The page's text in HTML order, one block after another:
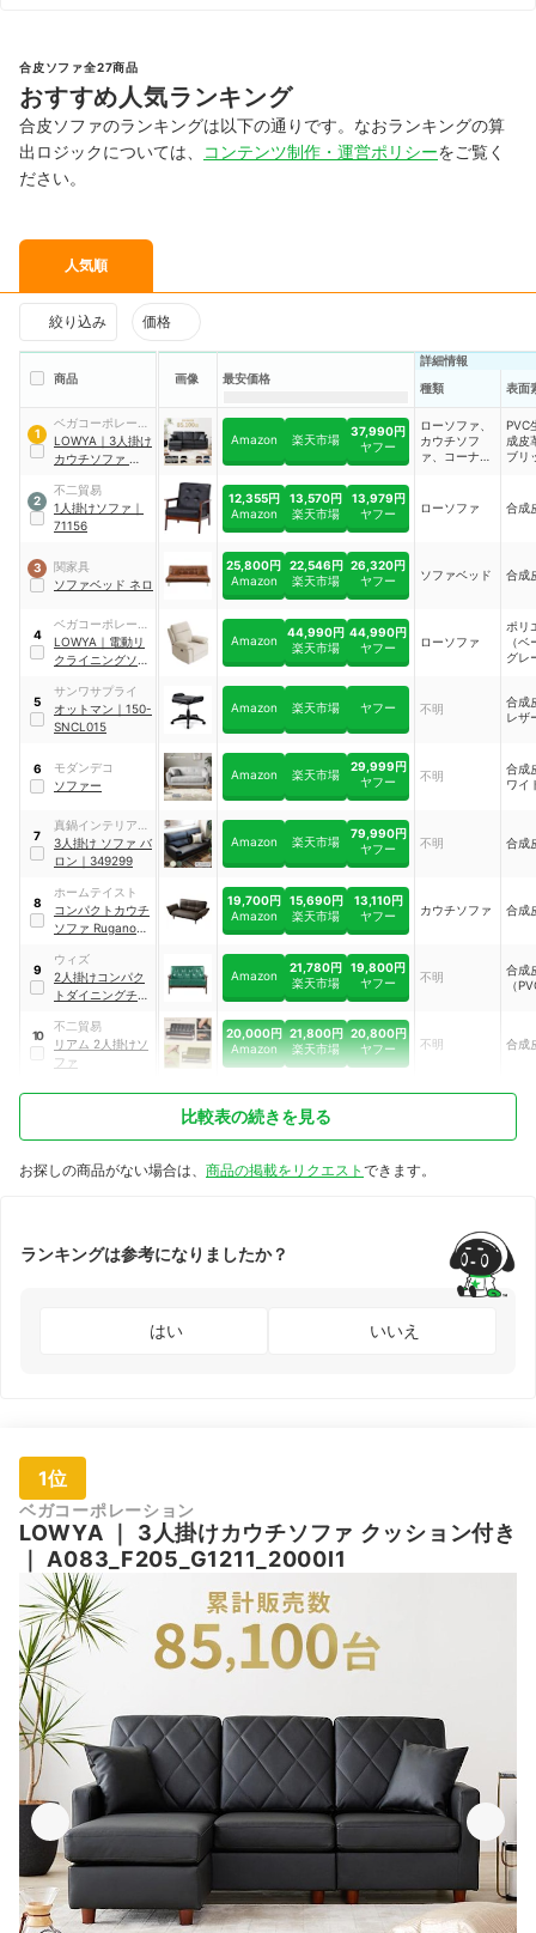
合皮ソファ全27商品
おすすめ人気ランキング
合皮ソファのランキングは以下の通りです。なおランキングの算
出ロジックについては、
コンテンツ制作・運営ポリシーをご覧く
ださい。
人気順
絞り込み 価格
商品 画像 最安価格
詳細情報
種類
表面
1
ベガコーポレーシ
ョン
LOWYA ｜ 3人掛け
カウチソファ クッ
A083_F205_G121
1_2000I1
Amazon 楽天市場
37,990円
ヤフー
ローソファ、
カウチソフ
ァ、コーナー
PVC
成皮
ブリ
2
不二貿易
1人掛けソファ ｜
71156
12,355円
Amazon
13,570円
楽天市場
13,979円
ヤフー
ローソファ 合成
3
関家具
ソファベッド ネロ
25,800円
Amazon
22,546円
楽天市場
26,320円
ヤフー
ソファベッド 合成
4
ベガコーポレーシ
ョン
LOWYA ｜ 電動リ
クライニングソフ
100
Amazon
44,990円
楽天市場
44,990円
ヤフー
ローソファ
ポリ
（
グレ
5
サンワサプライ
オットマン ｜ 150-
SNCL015
Amazon 楽天市場 ヤフー 不明
合成
レザ
6
モダンデコ
ソファー
Amazon 楽天市場
29,999円
ヤフー
不明
合成
ワイ
7
真鍋インテリアハ
ーツ
3人掛け ソファ バ
ロン ｜ 349299
Amazon 楽天市場
79,990円
ヤフー
不明 合成
8
ホームテイスト
コンパクトカウチ
ソファ Rugano-
07-RGN--BR---
LF2
19,700円
Amazon
15,690円
楽天市場
13,110円
ヤフー
カウチソファ 合成
9
ウィズ
2人掛けコンパク
トダイニングチェ
Amazon
21,780円
楽天市場
19,800円
ヤフー
不明
合成
（
10
不二貿易
リアム 2人掛けソ
ファ
20,000円
Amazon
21,800円
楽天市場
20,800円
ヤフー
不明 合成
比較表の続きを見る
お探しの商品がない場合は、 商品の掲載をリクエスト できます。
ランキングは参考になりましたか？
はい いいえ
1位
ベガコーポレーション
LOWYA ｜ 3人掛けカウチソファ クッション付き
｜ A083_F205_G1211_2000I1